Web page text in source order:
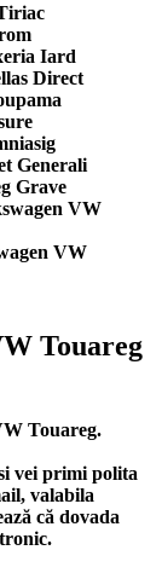
Iard
Direct
Generali
Grave
VW
VW
Touareg
Touareg.
vei primi polita
valabila
că dovada